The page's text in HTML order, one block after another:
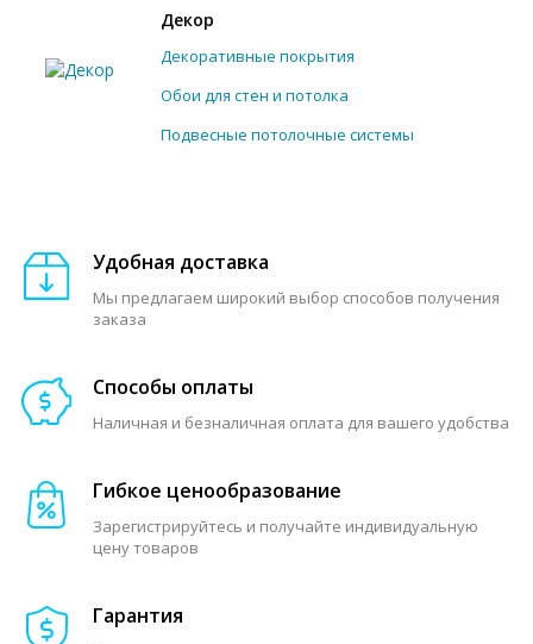
Декор
Декоративные покрытия
Обои для стен и потолка
Подвесные потолочные системы
Удобная доставка
Мы предлагаем широкий выбор способов получения
заказа
Способы оплаты
Наличная и безналичная оплата для вашего удобства
Гибкое ценообразование
Зарегистрируйтесь и получайте индивидуальную
цену товаров
Гарантия